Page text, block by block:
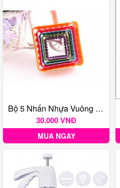
Bộ 5 Nhấn Nhựa Vuông Răng Cưa
30.000 VNĐ
MUA NGAY